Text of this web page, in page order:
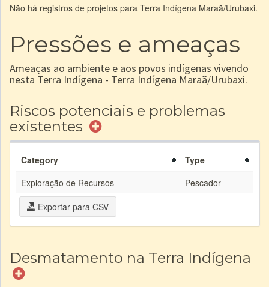
Não há registros de projetos para Terra Indígena Maraã/Urubaxi.
Pressões e ameaças
Ameaças ao ambiente e aos povos indígenas vivendo
nesta Terra Indígena - Terra Indígena Maraã/Urubaxi.
Riscos potenciais e problemas
existentes
Category
Type
Exploração de Recursos
Pescador
Exportar para CSV
Desmatamento na Terra Indígena